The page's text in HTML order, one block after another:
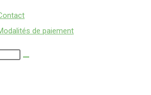
de paiement